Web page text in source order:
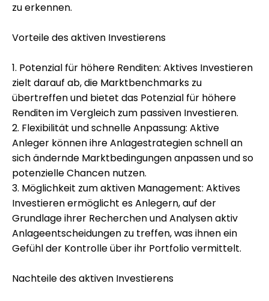
ask@scrambleup.com
zu erkennen.
Vorteile des aktiven Investierens
1. Potenzial für höhere Renditen: Aktives Investieren
zielt darauf ab, die Marktbenchmarks zu
übertreffen und bietet das Potenzial für höhere
Renditen im Vergleich zum passiven Investieren.
2. Flexibilität und schnelle Anpassung: Aktive
Anleger können ihre Anlagestrategien schnell an
sich ändernde Marktbedingungen anpassen und so
potenzielle Chancen nutzen.
3. Möglichkeit zum aktiven Management: Aktives
Investieren ermöglicht es Anlegern, auf der
Grundlage ihrer Recherchen und Analysen aktiv
Anlageentscheidungen zu treffen, was ihnen ein
Gefühl der Kontrolle über ihr Portfolio vermittelt.
Nachteile des aktiven Investierens